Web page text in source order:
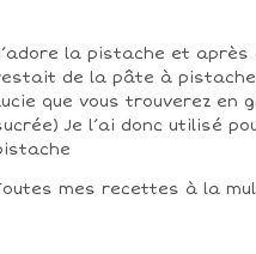
la pistache et
de la pâte à
que vous trouverez en
Je l’ai donc utilisé
mes recettes à la